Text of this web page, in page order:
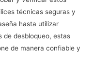
técnicas seguras y
hasta utilizar
de desbloqueo, estas
de manera confiable y